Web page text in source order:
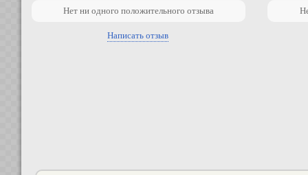
Нет ни одного положительного отзыва
Написать отзыв